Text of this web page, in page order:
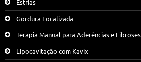
Estrias
Gordura Localizada
Terapia Manual para Aderências e Fibroses
Lipocavitação com Kavix